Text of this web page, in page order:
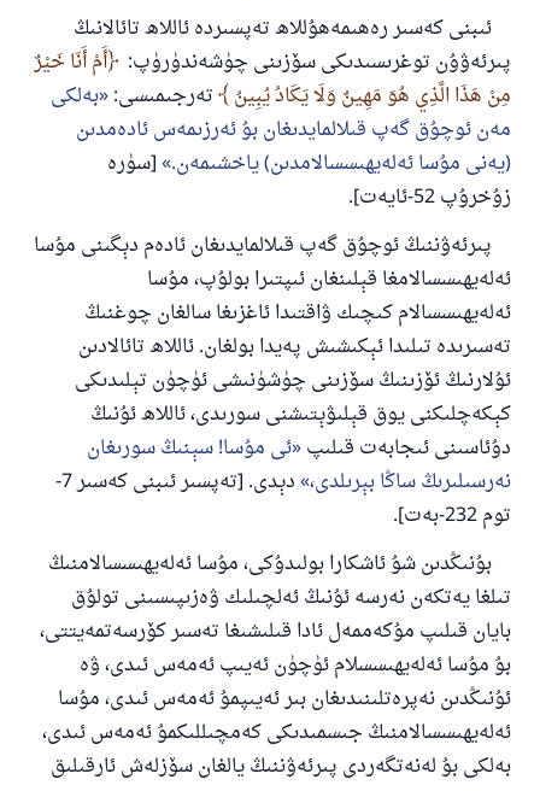
ئىبنى كەسىر رەھىمەھۇللاھ تەپسىردە ئاللاھ تائالانىڭ
پىرئەۋۇن توغرىسىدىكى سۆزىنى چۈشەندۈرۈپ: أَمْ أَنَا خَيْرٌ
مِنْ هَذَا الَّذِي هُوَ مَهِينٌ وَلَا يَكَادُ يُبِينُ
تەرجىمىسى: بەلكى
مەن ئوچۇق گەپ قىلالمايدىغان بۇ ئەرزىمەس ئادەمدىن
(يەنى مۇسا ئەلەيھىسسالامدىن) ياخشىمەن. [سۈرە
زۇخرۇپ 52-ئايەت].
پىرئەۋننىڭ ئوچۇق گەپ قىلالمايدىغان ئادەم دېگىنى مۇسا
ئەلەيھىسسالامغا قېلىنغان ئىپتىرا بولۇپ، مۇسا
ئەلەيھىسسالام كىچىك ۋاقتىدا ئاغزىغا سالغان چوغنىڭ
تەسىرىدە تىلىدا ئېكىشىش پەيدا بولغان. ئاللاھ تائالادىن
ئۇلارنىڭ ئۆزىنىڭ سۆزىنى چۈشۈنىشى ئۈچۈن تېلىدىكى
كېكەچلىكنى يوق قېلىۋېتىشنى سورىدى، ئاللاھ ئۇنىڭ
دۇئاسىنى ئىجابەت قىلىپ ئى مۇسا! سېنىڭ سورىغان
نەرسىلىرىڭ ساڭا بېرىلدى،
دېدى. [تەپسىر ئىبنى كەسىر 7-
توم 232-بەت].
بۇنىڭدىن شۇ ئاشكارا بولىدۇكى، مۇسا ئەلەيھىسسالامنىڭ
تىلغا يەتكەن نەرسە ئۇنىڭ ئەلچىلىك ۋەزىپىسىنى تولۇق
بايان قىلىپ مۇكەممەل ئادا قىلىشىغا تەسىر كۆرسەتمەيتتى،
بۇ مۇسا ئەلەيھىسسلام ئۈچۈن ئەيىپ ئەمەس ئىدى، ۋە
ئۇنىڭدىن نەپرەتلىنىدىغان بىر ئەيىپمۇ ئەمەس ئىدى، مۇسا
ئەلەيھىسسالامنىڭ جىسمىدىكى كەمچىللىكمۇ ئەمەس ئىدى،
بەلكى بۇ لەنەتگەردى پىرئەۋننىڭ يالغان سۆزلەش ئارقىلىق
110845 - نومۇرلۇق سوئالنىڭ جاۋابى
ئائىلىنى ساقلاپ قالدى